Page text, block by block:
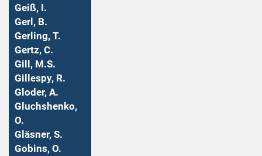
Geiß, I.
Gerl, B.
Gerling, T.
Gertz, C.
Gill, M.S.
Gillespy, R.
Gloder, A.
Gluchshenko,
O.
Gläsner, S.
Gobins, O.